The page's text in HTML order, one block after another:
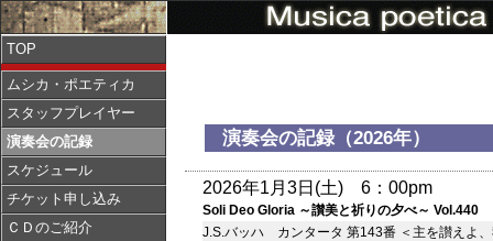
TOP
ムシカ・ポエティカ
スタッフプレイヤー
演奏会の記録
スケジュール
チケット申し込み
ＣＤのご紹介
演奏会の記録（2026年）
2026年1月3日(土) 6：00pm
Soli Deo Gloria ～讃美と祈りの夕べ～ Vol.440
J.S.バッハ カンタータ 第143番 ＜主を讃えよ